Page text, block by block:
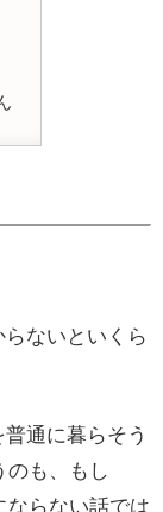
ないといくら
通に暮らそう
のも、もし
ならない話では